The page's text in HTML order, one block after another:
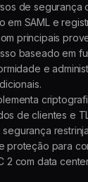
de segurança
em SAML e
principais
baseado em
e
de clientes e
proteção para
2 com data